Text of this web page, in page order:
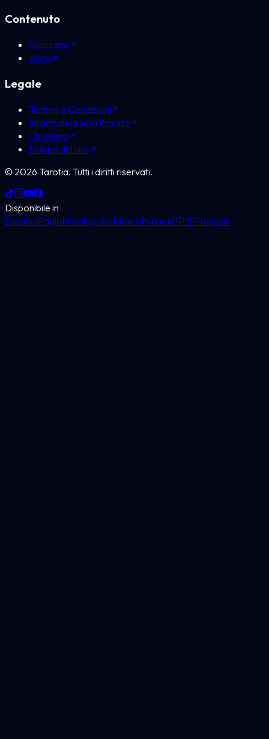
Contenuto
Glossario
Aiuto
Legale
Termini e Condizioni
Informativa sulla Privacy
Chi siamo
Mappa del sito
© 2026 Tarotia. Tutti i diritti riservati.
Disponibile in
EspañolEnglishPortuguêsItalianoРусский中文Français